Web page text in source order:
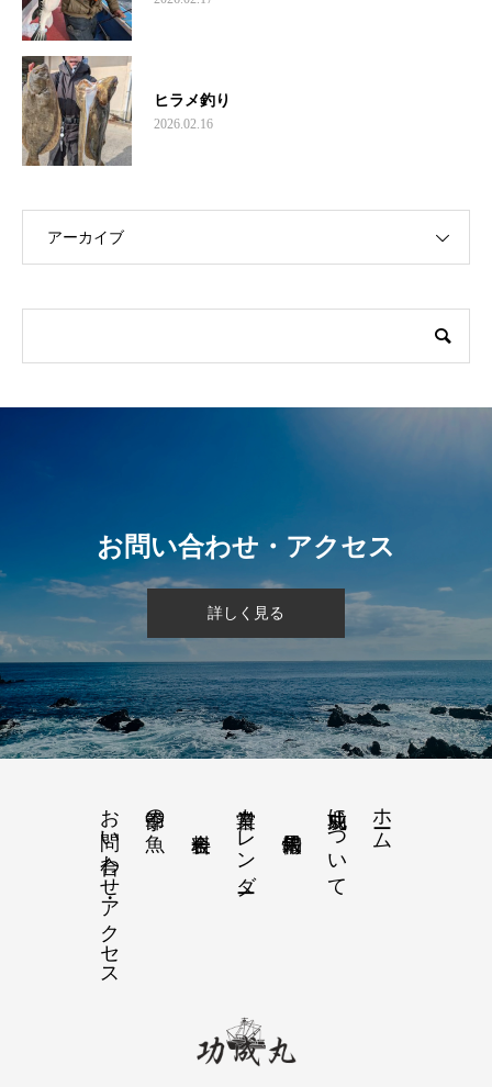
ヒラメ釣り
2026.02.16
アーカイブ
お問い合わせ・アクセス
詳しく見る
ホーム
功成丸について
営業カレンダー
季節の魚
お問い合わせ・アクセス